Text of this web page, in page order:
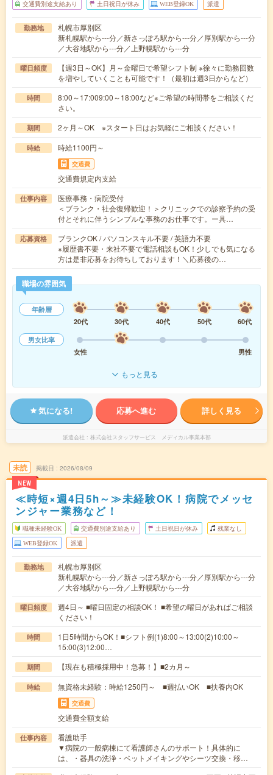
交通費別途支給あり 土日祝日が休み WEB登録OK 派遣
勤務地
札幌市厚別区
新札幌駅から---分／新さっぽろ駅から---分／厚別駅から---分
／大谷地駅から---分／上野幌駅から---分
曜日頻度
【週3日～OK】月～金曜日で希望シフト制 ※徐々に勤務回数
を増やしていくことも可能です！（最初は週3日からなど）
時間
8:00～17:009:00～18:00など※ご希望の時間帯をご相談くだ
さい。
期間 2ヶ月～OK ※スタート日はお気軽にご相談ください！
時給 時給1100円～
交通費
交通費規定内支給
仕事内容
医療事務・病院受付
＜ブランク・社会復帰歓迎！＞クリニックでの診察予約の受
付とそれに伴うシンプルな事務のお仕事です。ー具…
応募資格
ブランクOK / パソコンスキル不要 / 英語力不要
※履歴書不要・来社不要で電話相談もOK！少しでも気になる
方は是非応募をお待ちしております！＼応募後の…
職場の雰囲気
年齢層
20代
30代 40代 50代
60代
男女比率
女性
男性
もっと見る
気になる! 応募へ進む 詳しく見る
派遣会社 株式会社スタッフサービス メディカル事業本部
未読
NEW
掲載日 2026/08/09
≪時短×週4日5h～≫未経験OK！病院でメッセ
ンジャー業務など！
職種未経験OK 交通費別途支給あり 土日祝日が休み 残業なし
WEB登録OK 派遣
勤務地
札幌市厚別区
新札幌駅から---分／新さっぽろ駅から---分／厚別駅から---分
／大谷地駅から---分／上野幌駅から---分
曜日頻度
週4日～ ■曜日固定の相談OK！ ■希望の曜日があればご相談
ください！
時間
1日5時間からOK！■シフト例(1)8:00～13:00(2)10:00～
15:00(3)12:00…
期間 【現在も積極採用中！急募！】■2カ月～
時給 無資格未経験：時給1250円～ ■週払いOK ■扶養内OK
交通費
交通費全額支給
仕事内容
看護助手
▼病院の一般病棟にて看護師さんのサポート！具体的に
は、・器具の洗浄・ベットメイキングやシーツ交換・移…